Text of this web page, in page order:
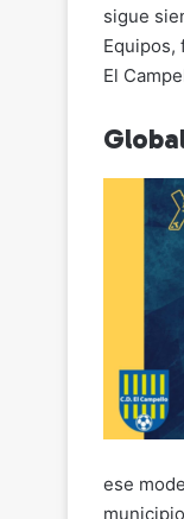
sigue
Equipos,
El
ese